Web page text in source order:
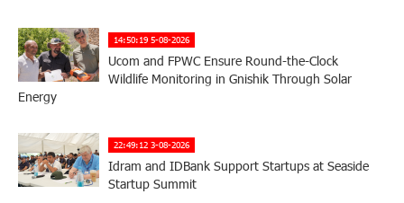
14:50:19 5-08-2026
Ucom and FPWC Ensure Round-the-Clock
Wildlife Monitoring in Gnishik Through Solar
Energy
22:49:12 3-08-2026
Idram and IDBank Support Startups at Seaside
Startup Summit